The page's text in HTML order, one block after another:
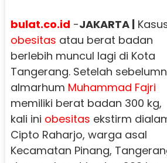
bulat.co.id -JAKARTA |
obesitas atau berat badan
berlebih muncul lagi di Kota
Tangerang. Setelah
almarhum Muhammad Fajri
memiliki berat badan 300 kg,
kali ini obesitas ekstirm
Cipto Raharjo, warga asal
Kecamatan Pinang,